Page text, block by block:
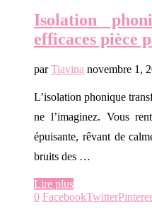
Isolation
efficaces pièce
parTiavina novembre 1,
L’isolation phonique
ne l’imaginez. Vous
épuisante, rêvant de
bruits des …
Lire plus
0 FacebookTwitter